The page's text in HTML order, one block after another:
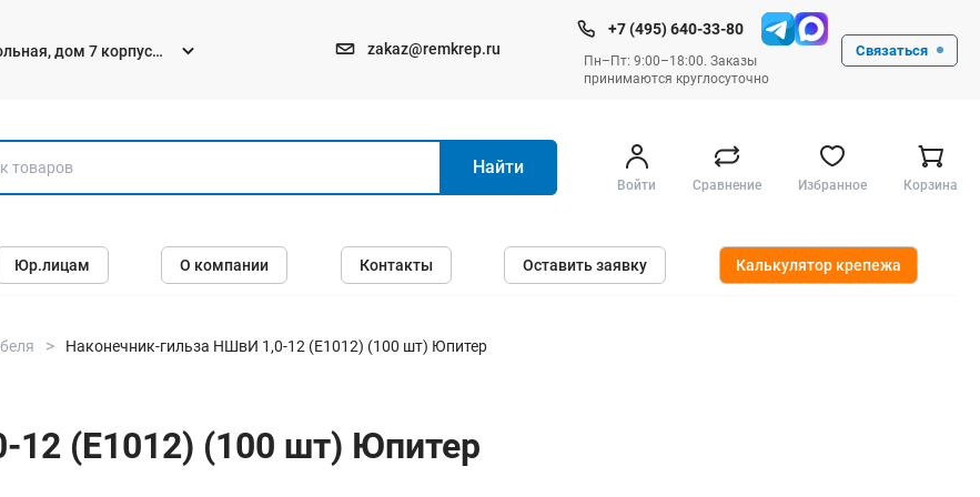
дом 7 корпус
zakaz@remkrep.ru
+7 (495) 640-33-80
Пн–Пт: 9:00–18:00. Заказы
принимаются круглосуточно
Связаться
Электро и бензоинструменты
Перфораторы
Шуруповерты
Ручные инструменты
Малярные
Найти
Войти Сравнение Избранное Корзина
Юр.лицам О компании Контакты Оставить заявку Калькулятор крепежа
Наконечник-гильза НШвИ 1,0-12 (E1012) (100 шт) Юпитер
(E1012) (100 шт) Юпитер